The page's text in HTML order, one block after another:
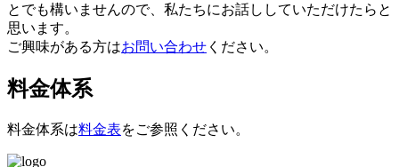
とでも構いませんので、私たちにお話ししていただけたらと
思います。
ご興味がある方はお問い合わせ ください。
料金体系
料金体系は料金表をご参照ください。